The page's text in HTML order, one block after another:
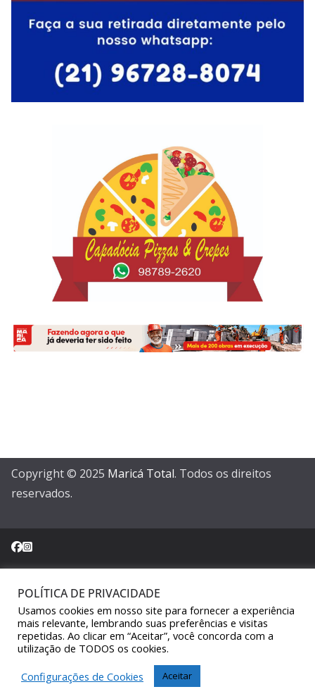
Copyright © 2025 Maricá Total. Todos os direitos
reservados.
POLÍTICA DE PRIVACIDADE
Usamos cookies em nosso site para fornecer a experiência
mais relevante, lembrando suas preferências e visitas
repetidas. Ao clicar em “Aceitar”, você concorda com a
utilização de TODOS os cookies.
Configurações de Cookies
Aceitar
Sair da versão mobile